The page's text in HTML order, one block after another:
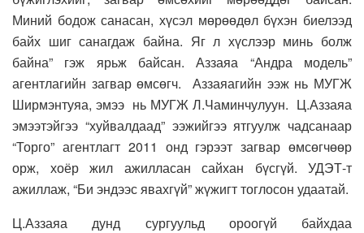
Миний бодож санасан, хүсэл мөрөөдөл бүхэн биелээд
байх шиг санагдаж байна. Яг л хүслээр минь болж
байна” гэж ярьж байсан. Аззаяа “Андра модель”
агентлагийн загвар өмсөгч. Аззаяагийн ээж нь МУГЖ
Ширмэнтуяа, эмээ нь МУГЖ Л.Чаминчулуун. Ц.Аззаяа
эмээтэйгээ “хуйвалдаад” ээжийгээ ятгуулж чадсанаар
“Торго” агентлагт 2011 онд гэрээт загвар өмсөгчөөр
орж, хоёр жил ажилласан сайхан бүсгүй. УДЭТ-т
ажиллаж, “Би эндээс явахгүй” жүжигт тоглосон удаатай.
Ц.Аззаяа дунд сургуульд ороогүй байхдаа